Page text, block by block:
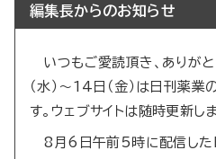
編集長からのお知らせ
いつもご愛読頂き、ありが
（水）～14日（金）は日刊薬
す。ウェブサイトは随時更新しま
8月6日午前5時に配信した